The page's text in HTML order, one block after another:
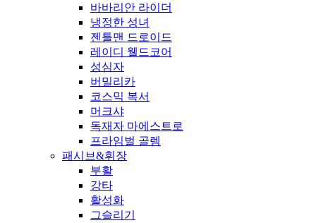
바바리안 라이더
냉정한 성녀
젠틀맨 드로이드
레이디 웰드코어
성심자
버밀리카
코스믹 복서
머크샤
독재자 마에스트로
프라임벌 골렘
패시브&휘장
부활
강타
활성화
그슬리기